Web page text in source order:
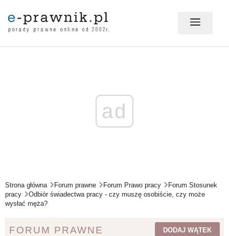
PORADY PRAWNE ONLINE
ZMIANY W PRAWIE
ad
Strona główna Forum prawne Forum Prawo pracy
Forum Stosunek
pracy
Odbiór świadectwa pracy - czy muszę osobiście, czy może
wysłać męża?
FORUM PRAWNE DODAJ WĄTEK